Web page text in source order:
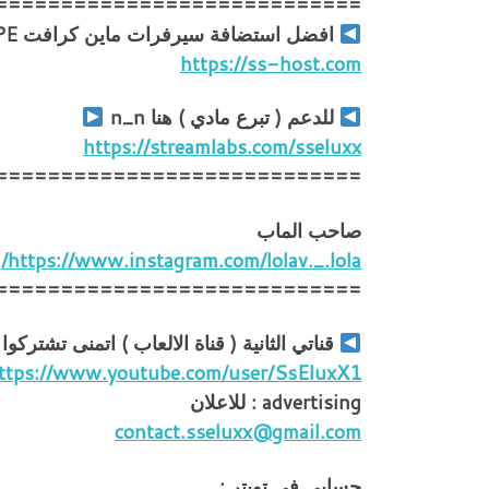
افضل استضافة سيرفرات ماين كرافت PC | PE و تيم سبيك
https://ss-host.com
للدعم ( تبرع مادي ) هنا n_n
https://streamlabs.com/sseluxx
صاحب الماب
https://www.instagram.com/lolav._.lola/
قناتي الثانية ( قناة الالعاب ) اتمنى
www.youtube.com/user/SsEluxX1
advertising : للاعلان
contact.sseluxx@gmail.com